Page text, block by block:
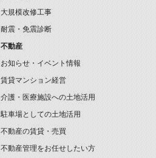
大規模改修工事
耐震・免震診断
不動産
お知らせ・イベント情報
賃貸マンション経営
介護・医療施設への土地活用
駐車場としての土地活用
不動産の賃貸・売買
不動産管理をお任せしたい方